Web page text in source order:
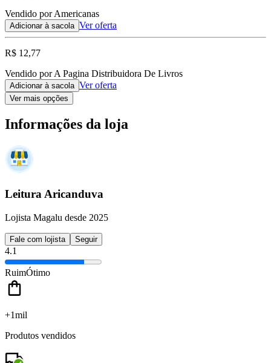
Vendido por Americanas
Adicionar à sacola Ver oferta
R$ 12,77
Vendido por A Pagina Distribuidora De Livros
Adicionar à sacola Ver oferta
Ver mais opções
Informações da loja
Leitura Aricanduva
Lojista Magalu desde 2025
Fale com lojista Seguir
4.1
RuimÓtimo
+1mil
Produtos vendidos